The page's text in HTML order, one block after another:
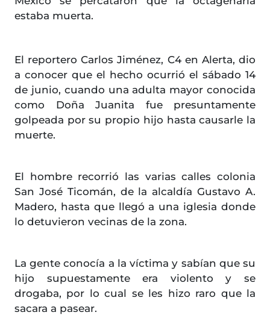
estaba muerta.
El reportero Carlos Jiménez, C4 en Alerta, dio
a conocer que el hecho ocurrió el sábado 14
de junio, cuando una adulta mayor conocida
como Doña Juanita fue presuntamente
golpeada por su propio hijo hasta causarle la
muerte.
El hombre recorrió las varias calles colonia
San José Ticomán, de la alcaldía Gustavo A.
Madero, hasta que llegó a una iglesia donde
lo detuvieron vecinas de la zona.
La gente conocía a la víctima y sabían que su
hijo supuestamente era violento y se
drogaba, por lo cual se les hizo raro que la
sacara a pasear.